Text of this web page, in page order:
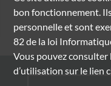
bon fonctionnement.
personnelle et sont
82 de la loi
Vous pouvez
d’utilisation sur le lien